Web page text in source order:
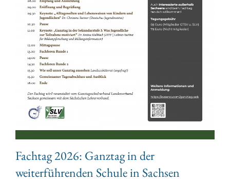
Fachtag 2026: Ganztag in der
weiterführenden Schule in Sachsen